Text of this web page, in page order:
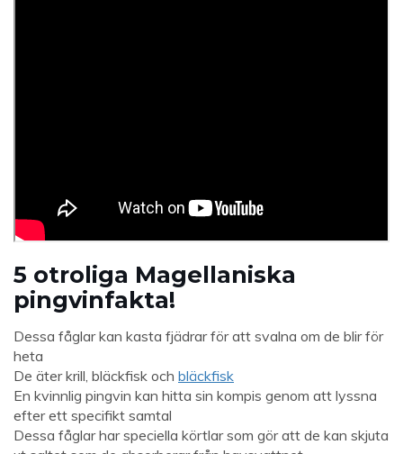
5 otroliga Magellaniska
pingvinfakta!
Dessa fåglar kan kasta fjädrar för att svalna om de blir för
heta
De äter krill, bläckfisk och bläckfisk
En kvinnlig pingvin kan hitta sin kompis genom att lyssna
efter ett specifikt samtal
Dessa fåglar har speciella körtlar som gör att de kan skjuta